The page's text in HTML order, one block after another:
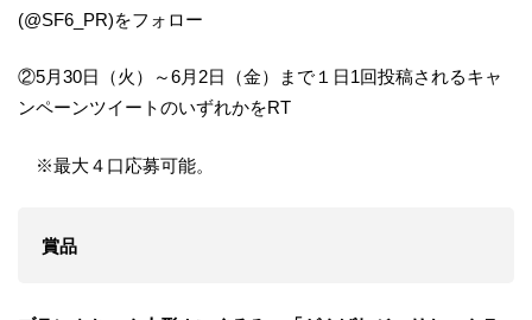
(@SF6_PR)をフォロー
②5月30日（火）～6月2日（金）まで１日1回投稿されるキャ
ンペーンツイートのいずれかをRT
※最大４口応募可能。
賞品